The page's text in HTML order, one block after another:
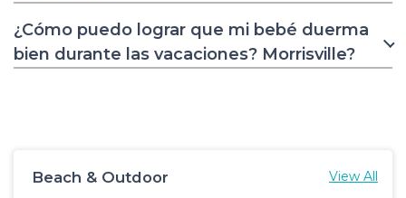
¿Cómo puedo lograr que mi bebé duerma
bien durante las vacaciones? Morrisville?
Beach & Outdoor View All